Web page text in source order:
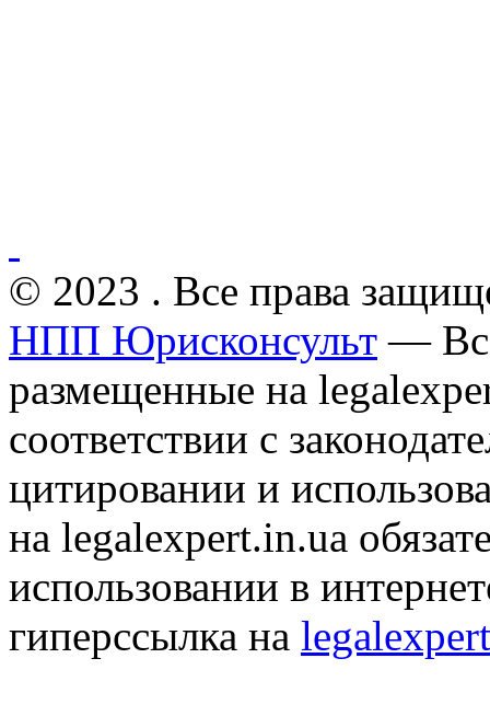
© 2023 . Все права
НПП Юрисконсульт —
размещенные на
соответствии с
цитировании и
на legalexpert.in.ua
использовании в
гиперссылка на